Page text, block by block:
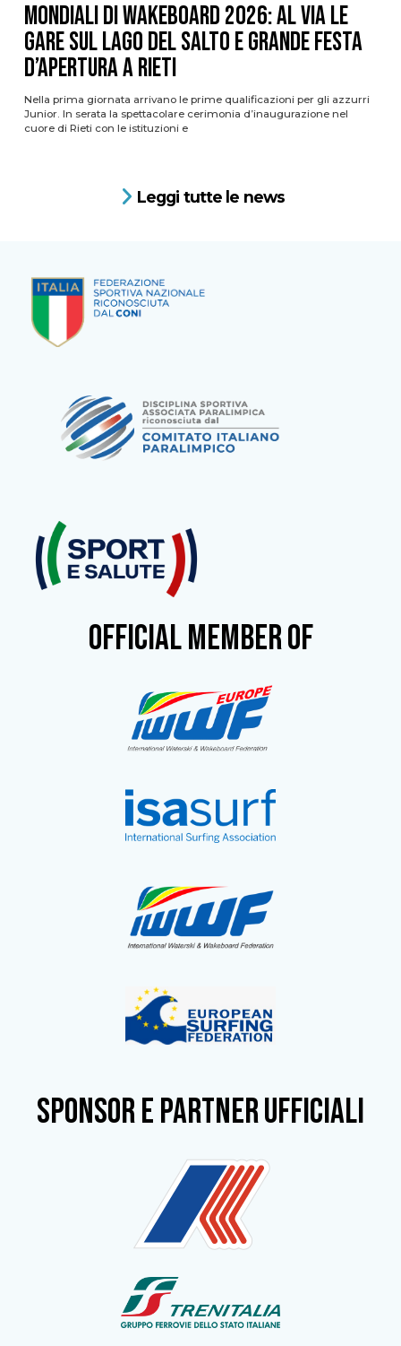
Mondiali di Wakeboard 2026: al via le
gare sul Lago del Salto e grande festa
d’apertura a Rieti
Nella prima giornata arrivano le prime qualificazioni per gli azzurri
Junior. In serata la spettacolare cerimonia d’inaugurazione nel
cuore di Rieti con le istituzioni e
Leggi tutte le news
OFFICIAL MEMBER OF
SPONSOR e partner ufficiali